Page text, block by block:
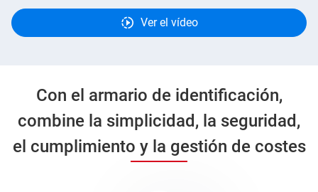
Ver el vídeo
Con el armario de identificación,
combine la simplicidad, la seguridad,
el cumplimiento y la gestión de costes